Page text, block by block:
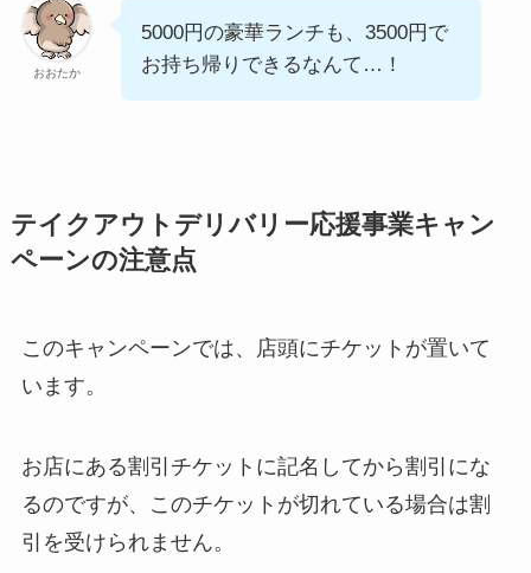
ンジ
12
オレ
ンジ
ごはんや いざかなや
オレ
ンジ
15
オレ
ンジ
レストラン コンチェルト
おおたか
5000円の豪華ランチも、3500円で
お持ち帰りできるなんて…！
テイクアウトデリバリー応援事業キャン
ペーンの注意点
このキャンペーンでは、店頭にチケットが置いて
います。
お店にある割引チケットに記名してから割引にな
るのですが、このチケットが切れている場合は割
引を受けられません。